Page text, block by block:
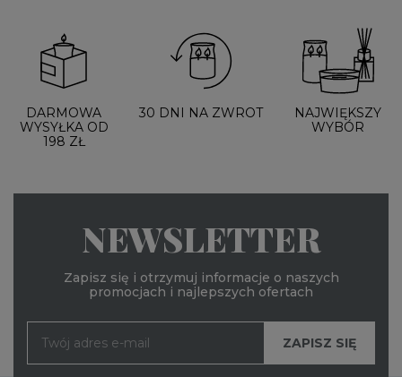
DARMOWA
WYSYŁKA OD
198 ZŁ
30 DNI NA ZWROT
NAJWIĘKSZY
WYBÓR
NEWSLETTER
Zapisz się i otrzymuj informacje o naszych
promocjach i najlepszych ofertach